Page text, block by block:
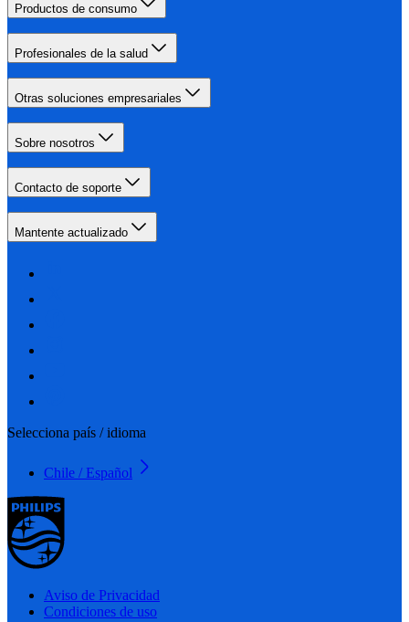
Productos de consumo
Profesionales de la salud
Otras soluciones empresariales
Sobre nosotros
Contacto de soporte
Mantente actualizado
Selecciona país / idioma
Chile / Español
Aviso de Privacidad
Condiciones de uso